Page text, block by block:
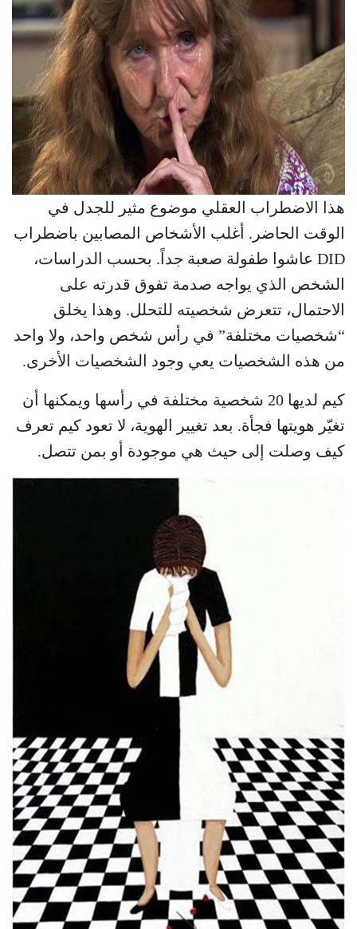
هذا الاضطراب العقلي موضوع مثير للجدل في
الوقت الحاضر. أغلب الأشخاص المصابين باضطراب
DID عاشوا طفولة صعبة جداً. بحسب الدراسات،
الشخص الذي يواجه صدمة تفوق قدرته على
الاحتمال، تتعرض شخصيته للتحلل. وهذا يخلق
“شخصيات مختلفة” في رأس شخص واحد، ولا واحد
من هذه الشخصيات يعي وجود الشخصيات الأخرى.
كيم لديها 20 شخصية مختلفة في رأسها ويمكنها أن
تغيّر هويتها فجأة. بعد تغيير الهوية، لا تعود كيم تعرف
كيف وصلت إلى حيث هي موجودة أو بمن تتصل.